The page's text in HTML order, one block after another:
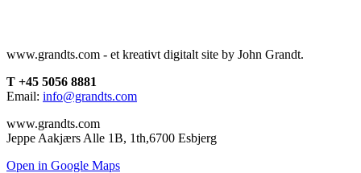
www.grandts.com - et kreativt digitalt site by John Grandt.
T +45 5056 8881
Email: info@grandts.com
www.grandts.com
Jeppe Aakjærs Alle 1B, 1th,6700 Esbjerg
Open in Google Maps